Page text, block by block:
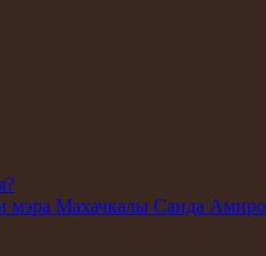
мэра Махачкалы Саида